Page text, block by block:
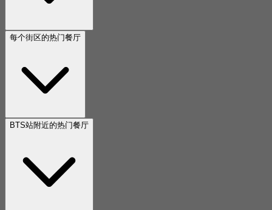
每个街区的热门餐厅
BTS站附近的热门餐厅